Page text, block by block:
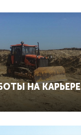
НА КАРЬЕРЕ